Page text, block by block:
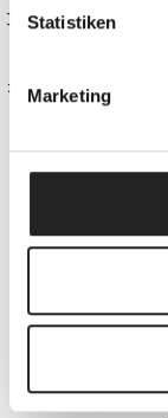
Statistiken
Marketing
Fragen
Wo
Bedarfs?